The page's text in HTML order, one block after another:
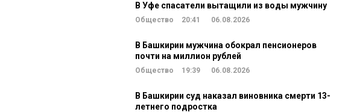
В Уфе спасатели вытащили из воды мужчину
Общество 20:41 06.08.2026
В Башкирии мужчина обокрал пенсионеров
почти на миллион рублей
Общество 19:39 06.08.2026
В Башкирии суд наказал виновника смерти 13-
летнего подростка